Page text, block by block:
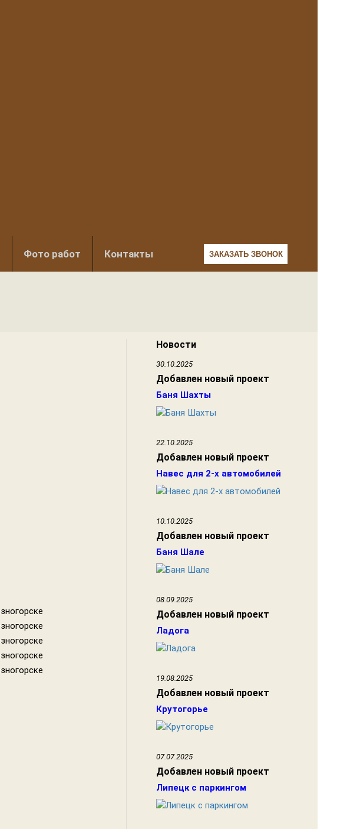
Фото работ Контакты ЗАКАЗАТЬ ЗВОНОК
Новости
30.10.2025
Добавлен новый проект
Баня Шахты
22.10.2025
Добавлен новый проект
Навес для 2-х автомобилей
10.10.2025
Добавлен новый проект
Баня Шале
08.09.2025
Добавлен новый проект
Ладога
19.08.2025
Добавлен новый проект
Крутогорье
07.07.2025
Добавлен новый проект
Липецк с паркингом